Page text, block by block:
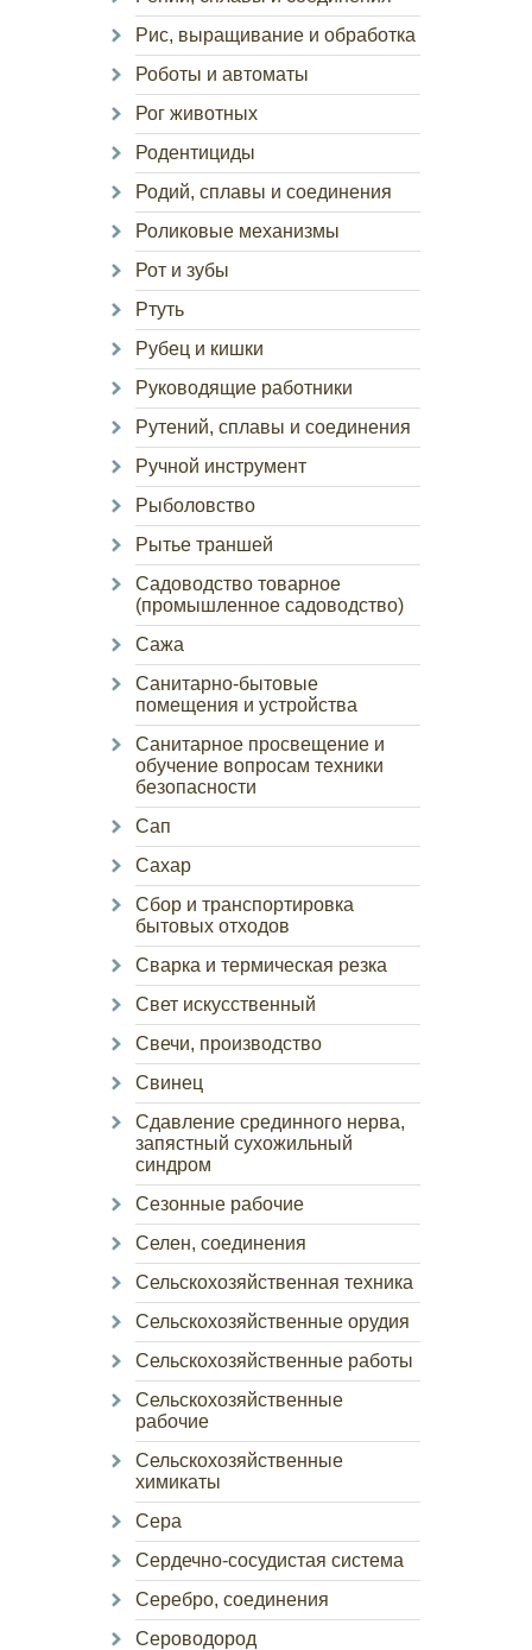
Рис, выращивание и обработка
Роботы и автоматы
Рог животных
Родентициды
Родий, сплавы и соединения
Роликовые механизмы
Рот и зубы
Ртуть
Рубец и кишки
Руководящие работники
Рутений, сплавы и соединения
Ручной инструмент
Рыболовство
Рытье траншей
Садоводство товарное
(промышленное садоводство)
Сажа
Санитарно-бытовые
помещения и устройства
Санитарное просвещение и
обучение вопросам техники
безопасности
Сап
Сахар
Сбор и транспортировка
бытовых отходов
Сварка и термическая резка
Свет искусственный
Свечи, производство
Свинец
Сдавление срединного нерва,
запястный сухожильный
синдром
Сезонные рабочие
Селен, соединения
Сельскохозяйственная техника
Сельскохозяйственные орудия
Сельскохозяйственные работы
Сельскохозяйственные
рабочие
Сельскохозяйственные
химикаты
Сера
Сердечно-сосудистая система
Серебро, соединения
Сероводород